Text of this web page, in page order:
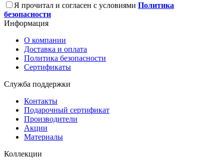
Я прочитал и согласен с условиями Политика
безопасности
Информация
О компании
Доставка и оплата
Политика безопасности
Сертификаты
Служба поддержки
Контакты
Подарочный сертификат
Производители
Акции
Материалы
Коллекции